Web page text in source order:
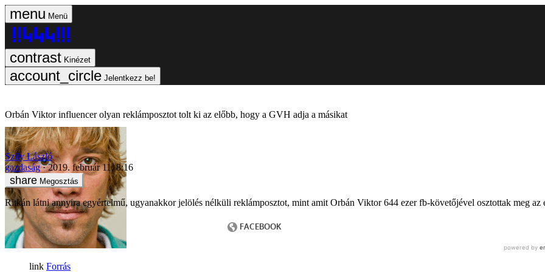
Menü
Kinézet
Jelentkezz be!
Orbán Viktor influencer olyan reklámposztot tolt ki az előbb, hogy a GVH adja a másikat
Szily László
gazdaság
2019. február 11. 8:16
Megosztás
Ritkán látni annyira egyértelmű, ugyanakkor jelölés nélküli reklámposztot, mint amit Orbán Viktor 644 ezer fb-követőjével osztottak meg az
Forrás